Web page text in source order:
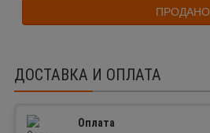
ПРОДАНО
ДОСТАВКА И ОПЛАТА
Оплата